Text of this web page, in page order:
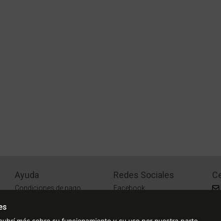
Ayuda
Condiciones de pago
¿Cómo comprar?
Redes Sociales
Facebook